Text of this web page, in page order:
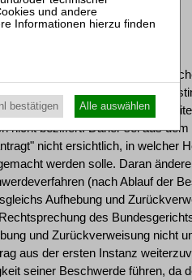
ist auch begründet.
hat zur Begründung seiner
der Antragsgegner keinen
auch nach Auskunftserteilung
nicht beziffert. Daher sei aus
nicht ersichtlich, in welcher
werden solle. Daran
(nach Ablauf der
Aufhebung und
des
und Zurückverweisung nicht
aus der ersten Instanz
seiner Beschwerde führen, da
bestätigen Alle auswählen